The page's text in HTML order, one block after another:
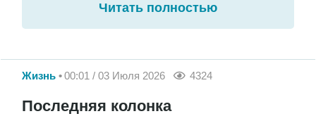
Читать полностью
Жизнь 00:01 / 03 Июля 2026 4324
Последняя колонка